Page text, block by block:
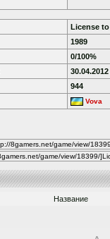
License
1989
0/100%
30.04.2012
944
Vova
Название